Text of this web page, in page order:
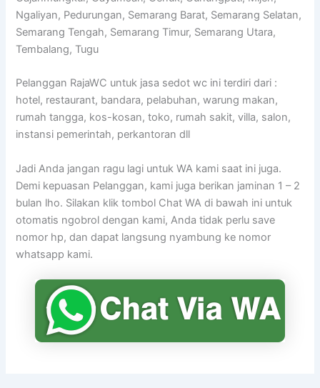
Ngaliyan, Pedurungan, Semarang Barat, Semarang Selatan,
Semarang Tengah, Semarang Timur, Semarang Utara,
Tembalang, Tugu
Pelanggan RajaWC untuk jasa sedot wc ini terdiri dari :
hotel, restaurant, bandara, pelabuhan, warung makan,
rumah tangga, kos-kosan, toko, rumah sakit, villa, salon,
instansi pemerintah, perkantoran dll
Jadi Anda jangan ragu lagi untuk WA kami saat ini juga.
Demi kepuasan Pelanggan, kami juga berikan jaminan 1 – 2
bulan lho. Silakan klik tombol Chat WA di bawah ini untuk
otomatis ngobrol dengan kami, Anda tidak perlu save
nomor hp, dan dapat langsung nyambung ke nomor
whatsapp kami.